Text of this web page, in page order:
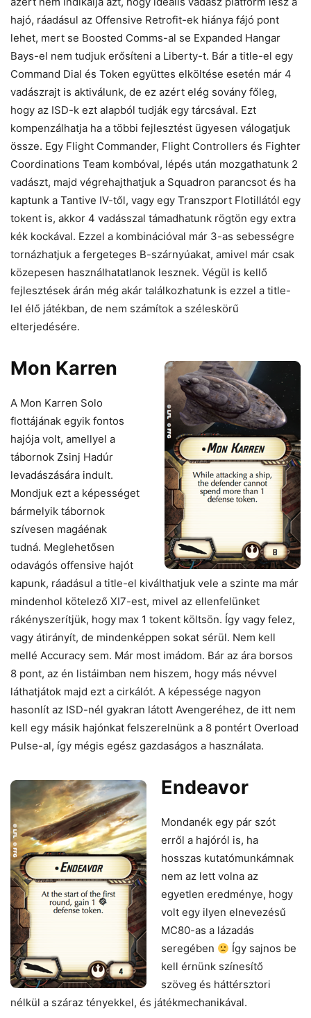
hajó, ráadásul az Offensive Retrofit-ek hiánya fájó pont
lehet, mert se Boosted Comms-al se Expanded Hangar
Bays-el nem tudjuk erősíteni a Liberty-t. Bár a title-el egy
Command Dial és Token együttes elköltése esetén már 4
vadászrajt is aktiválunk, de ez azért elég sovány főleg,
hogy az ISD-k ezt alapból tudják egy tárcsával. Ezt
kompenzálhatja ha a többi fejlesztést ügyesen válogatjuk
össze. Egy Flight Commander, Flight Controllers és Fighter
Coordinations Team kombóval, lépés után mozgathatunk 2
vadászt, majd végrehajthatjuk a Squadron parancsot és ha
kaptunk a Tantive IV-től, vagy egy Transzport Flotillától egy
tokent is, akkor 4 vadásszal támadhatunk rögtön egy extra
kék kockával. Ezzel a kombinációval már 3-as sebességre
tornázhatjuk a fergeteges B-szárnyúakat, amivel már csak
közepesen használhatatlanok lesznek. Végül is kellő
fejlesztések árán még akár találkozhatunk is ezzel a title-
lel élő játékban, de nem számítok a széleskörű
elterjedésére.
Mon Karren
A Mon Karren Solo
flottájának egyik fontos
hajója volt, amellyel a
tábornok Zsinj Hadúr
levadászására indult.
Mondjuk ezt a képességet
bármelyik tábornok
szívesen magáénak
tudná. Meglehetősen
odavágós offensive hajót
kapunk, ráadásul a title-el kiválthatjuk vele a szinte ma már
mindenhol kötelező XI7-est, mivel az ellenfelünket
rákényszerítjük, hogy max 1 tokent költsön. Így vagy felez,
vagy átirányít, de mindenképpen sokat sérül. Nem kell
mellé Accuracy sem. Már most imádom. Bár az ára borsos
8 pont, az én listáimban nem hiszem, hogy más névvel
láthatjátok majd ezt a cirkálót. A képessége nagyon
hasonlít az ISD-nél gyakran látott Avengeréhez, de itt nem
kell egy másik hajónkat felszerelnünk a 8 pontért Overload
Pulse-al, így mégis egész gazdaságos a használata.
Endeavor
Mondanék egy pár szót
erről a hajóról is, ha
hosszas kutatómunkámnak
nem az lett volna az
egyetlen eredménye, hogy
volt egy ilyen elnevezésű
MC80-as a lázadás
seregében
Így sajnos be
kell érnünk színesítő
szöveg és háttérsztori
nélkül a száraz tényekkel, és játékmechanikával.